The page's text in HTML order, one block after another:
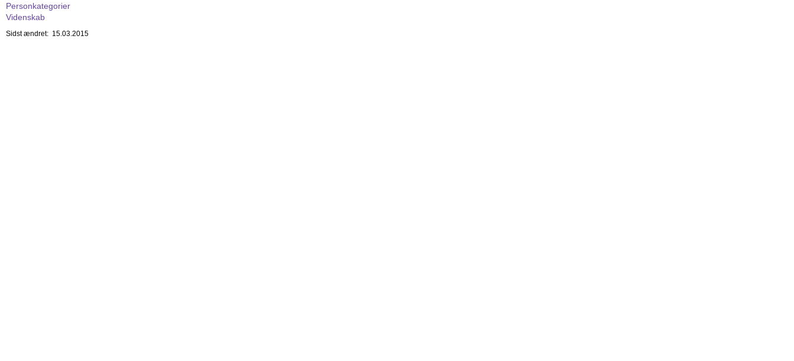
Personkategorier
Videnskab
Sidst ændret: 15.03.2015